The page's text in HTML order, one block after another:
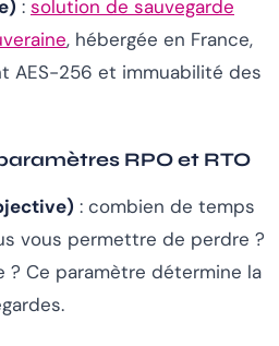
: solution de sauvegarde
, hébergée en France,
AES-256 et immuabilité des
RPO et RTO
: combien de temps
vous permettre de perdre ?
? Ce paramètre détermine la